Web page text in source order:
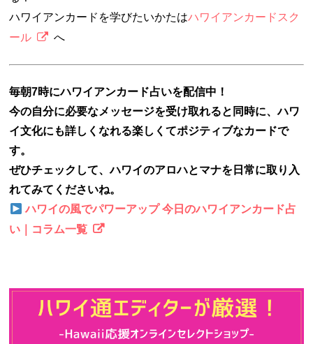
ハワイアンカードを学びたいかたはハワイアンカードスク
ール
へ
毎朝7時にハワイアンカード占いを配信中！
今の自分に必要なメッセージを受け取れると同時に、ハワ
イ文化にも詳しくなれる楽しくてポジティブなカードで
す。
ぜひチェックして、ハワイのアロハとマナを日常に取り入
れてみてくださいね。
ハワイの風でパワーアップ 今日のハワイアンカード占
い｜コラム一覧